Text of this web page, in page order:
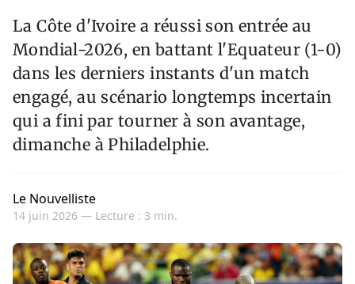
La Côte d'Ivoire a réussi son entrée au
Mondial-2026, en battant l'Equateur (1-0)
dans les derniers instants d'un match
engagé, au scénario longtemps incertain
qui a fini par tourner à son avantage,
dimanche à Philadelphie.
Le Nouvelliste
14 juin 2026 — Lecture : 3 min.